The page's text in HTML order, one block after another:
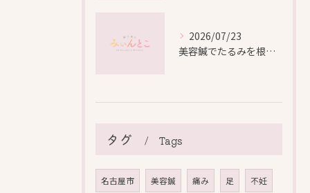
2026/07/23
美容鍼でたるみを根本から改善し自然なリフトアップを叶える方法
タグ Tags
名古屋市 美容鍼 痛み 足 不妊